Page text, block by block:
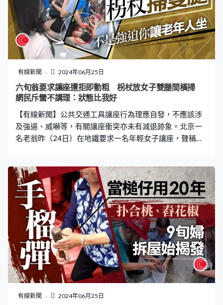
有線新聞 2024年06月25日
六旬翁要求讓座遭拒即動粗 柺杖放女子雙腿間橫掃
網民斥蠻不講理：狀態比我好
【有線新聞】公共交通工具讓座行為理應自發，不應該涉
及強逼、威嚇等，有關讓座衝突亦未有減退跡象。北京一
名老翁昨（24日）在地鐵要求一名年輕女子讓座，聲稱
雙腿間橫掃，最終被行政拘留。 片段可見，涉事65歲姓葉
老翁向一名年輕女子要求讓座，當時已經有一名疑似鐵路
警察在旁協助，老翁指「我說你可不可以讓我座，怎麼
了，沒毛病吧。」他其後指著該名年輕女子，稱「我不是
強迫你讓老年人坐。」女子發聲反擊，兩人互相指罵，期
間老翁用手順勢移向女子的嘴，阻止她說話。女子警告老
翁別動手，並揚言「別人可以讓，你不讓。」老翁聞言情
緒失控，用柺杖放在女子雙腿間胡亂橫掃，再用手大力拍
女子的手臂，並挑釁女子「你報案呀，我們到派出所去，
你說我騷擾呀。」 老翁被行政拘留 網民斥蠻不講理 北京
市地鐵營運有限公司職員指，涉事老翁事發後已被警方帶
有線新聞 2024年06月25日